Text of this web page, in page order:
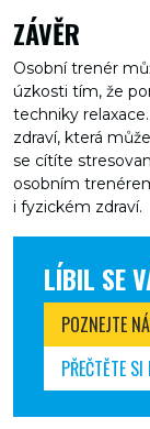
ZÁVĚR
Osobní trenér
úzkosti tím, že
techniky
zdraví, která
se cítíte
osobním
i fyzickém zdraví.
LÍBIL SE
POZNEJTE
PŘEČTĚTE